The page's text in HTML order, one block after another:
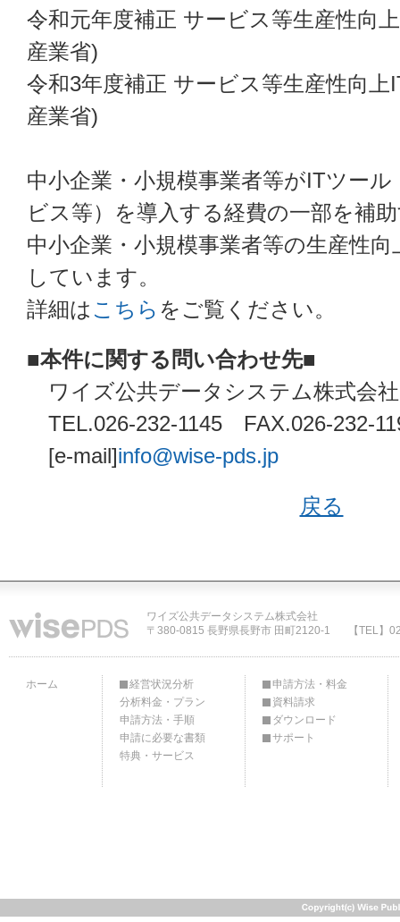
令和元年度補正 サービス等生産性向
産業省)
令和3年度補正 サービス等生産性向上
産業省)
中小企業・小規模事業者等がITツー
ビス等）を導入する経費の一部を補
中小企業・小規模事業者等の生産性
しています。
詳細はこちら をご覧ください。
■本件に関する問い合わせ先■
ワイズ公共データシステム株式会
TEL.026-232-1145 FAX.026-232-
[e-mail]info@wise-pds.jp
戻る
ワイズ公共データシステム株式会社
〒380-0815 長野県長野市 田町2120-1
【TEL】
ホーム
経営状況分析
分析料金・プラン
申請方法・手順
申請に必要な書類
特典・サービス
申請方法・料金
資料請求
ダウンロード
サポート